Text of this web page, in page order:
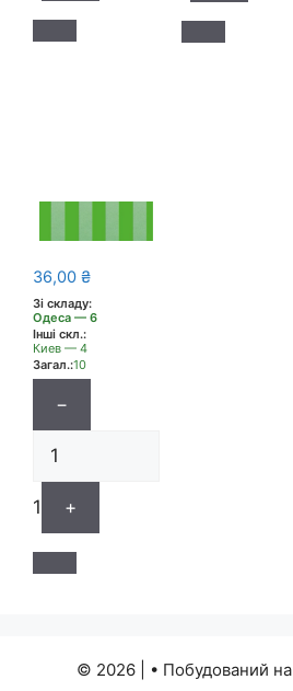
36,00 ₴
Зі складу:
Одеса — 6
Інші скл.:
Киев — 4
Загал.:10
−
1 +
© 2026 | • Побудований на